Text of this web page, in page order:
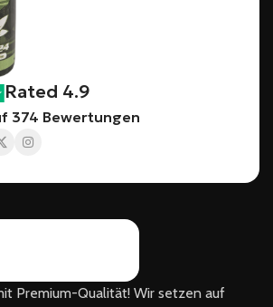
Rated 4.9
374 Bewertungen
Premium-Qualität! Wir setzen auf